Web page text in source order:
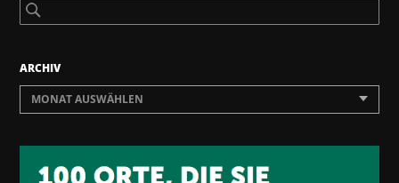
ARCHIV
MONAT AUSWÄHLEN